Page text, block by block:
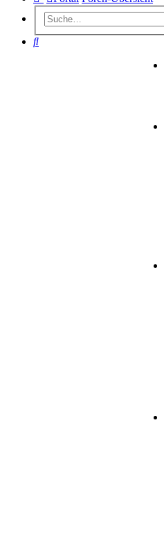
Suche